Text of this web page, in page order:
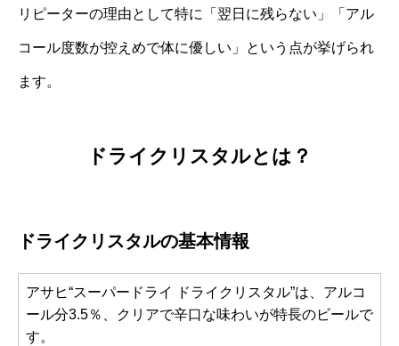
リピーターの理由として特に「翌日に残らない」「アル
コール度数が控えめで体に優しい」という点が挙げられ
ます。
ドライクリスタルとは？
ドライクリスタルの基本情報
アサヒ“スーパードライ ドライクリスタル”は、アルコ
ール分3.5％、クリアで辛口な味わいが特長のビールで
す。